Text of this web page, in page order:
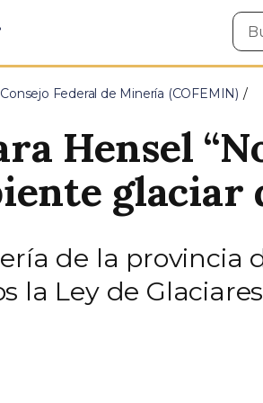
en
Consejo Federal de Minería (COFEMIN)
Hensel
glaciar
de la provincia
la Ley de